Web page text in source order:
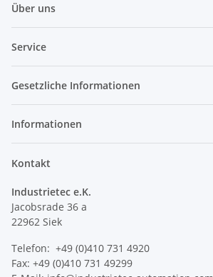
Über uns
Service
Gesetzliche Informationen
Informationen
Kontakt
Industrietec e.K.
Jacobsrade 36 a
22962 Siek
Telefon: +49 (0)410 731 4920
Fax: +49 (0)410 731 49299